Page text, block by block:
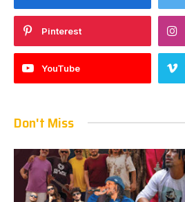
Pinterest
YouTube
Don't Miss